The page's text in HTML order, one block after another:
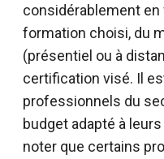
considérablement en
formation choisi, du
(présentiel ou à
certification visé. Il
professionnels du
budget adapté à
noter que certains